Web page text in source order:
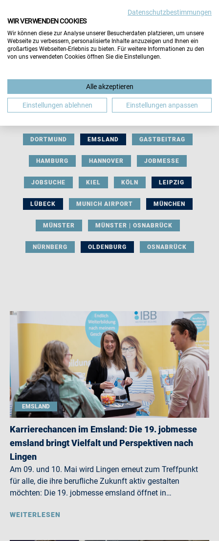
BERUFLICHE ORIENTIERUNG BEWERBUNG
DORTMUND EMSLAND GASTBEITRAG
HAMBURG HANNOVER JOBMESSE
JOBSUCHE KIEL KÖLN LEIPZIG
LÜBECK MUNICH AIRPORT MÜNCHEN
MÜNSTER MÜNSTER | OSNABRÜCK
NÜRNBERG OLDENBURG OSNABRÜCK
EMSLAND
Karrierechancen im Emsland: Die 19. jobmesse
emsland bringt Vielfalt und Perspektiven nach
Lingen
Am 09. und 10. Mai wird Lingen erneut zum Treffpunkt
für alle, die ihre berufliche Zukunft aktiv gestalten
möchten: Die 19. jobmesse emsland öffnet in…
WEITERLESEN
Datenschutzbestimmungen
WIR VERWENDEN COOKIES
Wir können diese zur Analyse unserer Besucherdaten platzieren, um unsere
Webseite zu verbessern, personalisierte Inhalte anzuzeigen und Ihnen ein
großartiges Webseiten-Erlebnis zu bieten. Für weitere Informationen zu den
von uns verwendeten Cookies öffnen Sie die Einstellungen.
Alle akzeptieren
Einstellungen ablehnen Einstellungen anpassen